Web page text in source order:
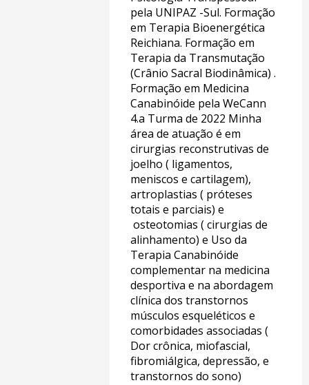
pela UNIPAZ -Sul. Formação
em Terapia Bioenergética
Reichiana. Formação em
Terapia da Transmutação
(Crânio Sacral Biodinâmica) .
Formação em Medicina
Canabinóide pela WeCann
4.a Turma de 2022 Minha
área de atuação é em
cirurgias reconstrutivas de
joelho ( ligamentos,
meniscos e cartilagem),
artroplastias ( próteses
totais e parciais) e
osteotomias ( cirurgias de
alinhamento) e Uso da
Terapia Canabinóide
complementar na medicina
desportiva e na abordagem
clínica dos transtornos
músculos esqueléticos e
comorbidades associadas (
Dor crônica, miofascial,
fibromiálgica, depressão, e
transtornos do sono)